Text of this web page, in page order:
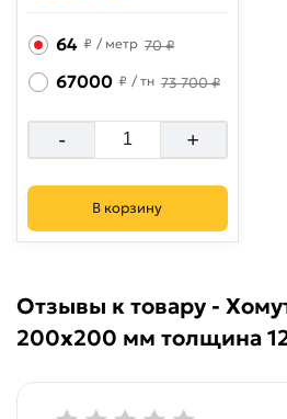
64 ₽ / метр 70 ₽
67000 ₽ / тн 73 700 ₽
- +
В корзину
Отзывы к товару -
200х200 мм толщина